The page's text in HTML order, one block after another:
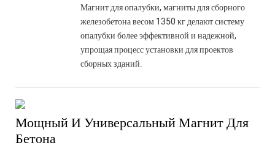
Магнит для опалубки, магниты для сборного
железобетона весом 1350 кг делают систему
опалубки более эффективной и надежной,
упрощая процесс установки для проектов
сборных зданий.
Мощный И Универсальный Магнит Для
Бетона